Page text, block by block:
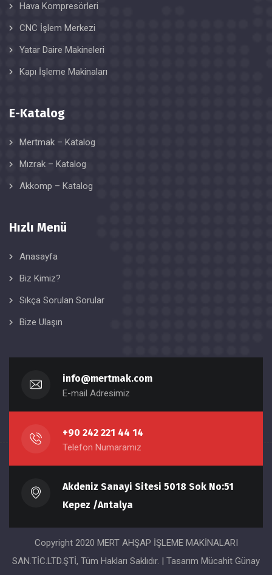
Hava Kompresörleri
CNC İşlem Merkezi
Yatar Daire Makineleri
Kapı İşleme Makinaları
E-Katalog
Mertmak – Katalog
Mızrak – Katalog
Akkomp – Katalog
Hızlı Menü
Anasayfa
Biz Kimiz?
Sıkça Sorulan Sorular
Bize Ulaşın
info@mertmak.com
E-mail Adresimiz
+90 242 221 44 14
Telefon Numaramız
Akdeniz Sanayi Sitesi 5018 Sok No:51
Kepez /Antalya
Copyright 2020 MERT AHŞAP İŞLEME MAKİNALARI
SAN.TİC.LTD.ŞTİ, Tüm Hakları Saklıdır. | Tasarım Mücahit Günay